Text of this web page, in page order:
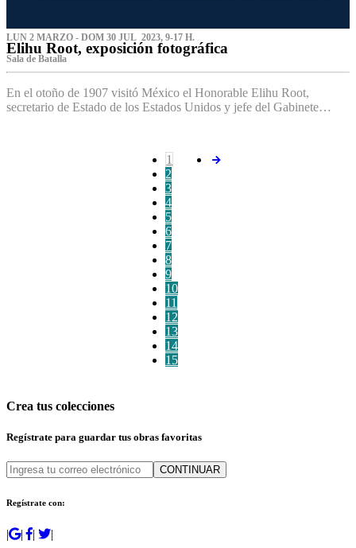
LUN 2 MARZO - DOM 30 JUL 2023, 9-17 H.
Elihu Root, exposición fotográfica
Sala de Batalla
En el otoño de 1907 visitó México el Honorable Elihu Root,
secretario de Estado de los Estados Unidos y jefe del Gabinete…
1
2
3
4
5
6
7
8
9
10
11
12
13
14
15
Crea tus colecciones
Regístrate para guardar tus obras favoritas
CONTINUAR
Regístrate con:
| | | |